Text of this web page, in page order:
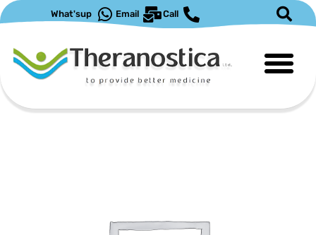
Call
Email
What'sup